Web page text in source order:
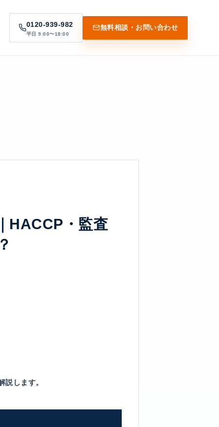
0120-939-982
平日 9:00〜18:00
無料相談・お問い合わせ
HACCP・監査
説します。